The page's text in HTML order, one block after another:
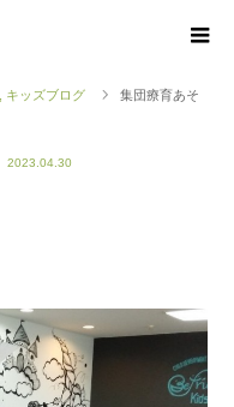
キッズブログ
集団療育あそ
2023.04.30